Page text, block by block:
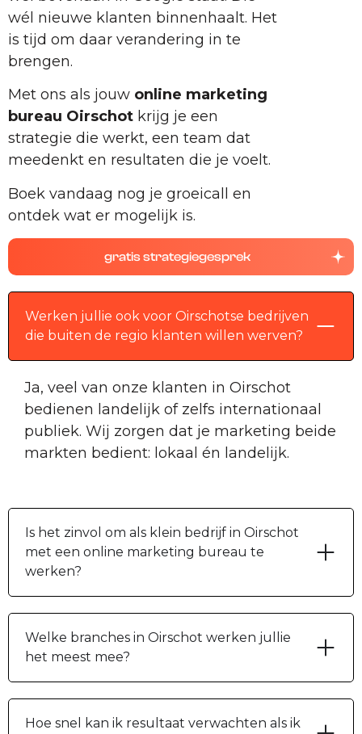
wél nieuwe klanten binnenhaalt. Het
is tijd om daar verandering in te
brengen.
Met ons als jouw online marketing
bureau Oirschot krijg je een
strategie die werkt, een team dat
meedenkt en resultaten die je voelt.
Boek vandaag nog je groeicall en
ontdek wat er mogelijk is.
gratis strategiegesprek
Werken jullie ook voor Oirschotse bedrijven
die buiten de regio klanten willen werven?
Ja, veel van onze klanten in Oirschot
bedienen landelijk of zelfs internationaal
publiek. Wij zorgen dat je marketing beide
markten bedient: lokaal én landelijk.
Is het zinvol om als klein bedrijf in Oirschot
met een online marketing bureau te
werken?
Welke branches in Oirschot werken jullie
het meest mee?
Hoe snel kan ik resultaat verwachten als ik